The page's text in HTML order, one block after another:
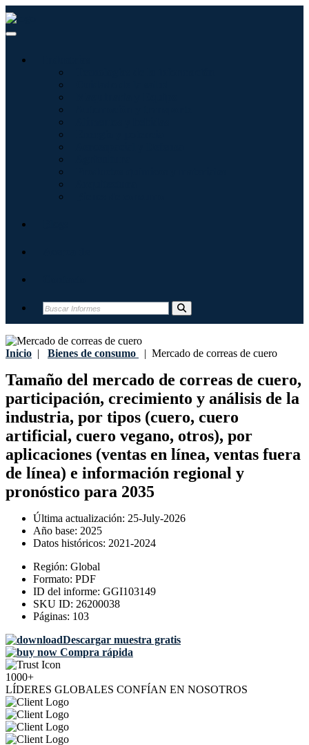
Inicio | Bienes de consumo | Mercado de correas de cuero
Tamaño del mercado de correas de cuero,
participación, crecimiento y análisis de la
industria, por tipos (cuero, cuero
artificial, cuero vegano, otros), por
aplicaciones (ventas en línea, ventas fuera
de línea) e información regional y
pronóstico para 2035
Última actualización: 25-July-2026
Año base: 2025
Datos históricos: 2021-2024
Región: Global
Formato: PDF
ID del informe: GGI103149
SKU ID: 26200038
Páginas: 103
Descargar muestra gratis
Compra rápida
1000+
LÍDERES GLOBALES CONFÍAN EN NOSOTROS